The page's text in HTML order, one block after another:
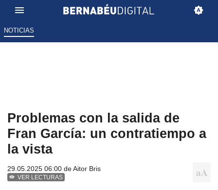
NOTICIAS
Problemas con la salida de
Fran García: un contratiempo a
la vista
29.05.2025 06:00 deAitor Bris
VER LECTURAS